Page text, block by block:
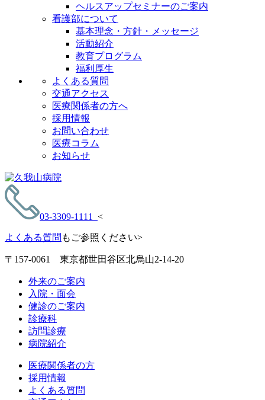
ヘルスアップセミナーのご案内
看護部について
基本理念・方針・メッセージ
活動紹介
教育プログラム
福利厚生
よくある質問
交通アクセス
医療関係者の方へ
採用情報
お問い合わせ
医療コラム
お知らせ
03-3309-1111 <
よくある質問 もご参照ください>
〒157-0061 東京都世田谷区北烏山2-14-20
外来のご案内
入院・面会
健診のご案内
診療科
訪問診療
病院紹介
医療関係者の方
採用情報
よくある質問